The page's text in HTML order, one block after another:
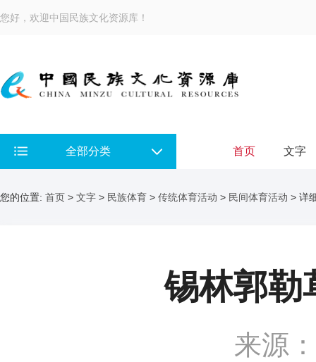
您好，欢迎中国民族文化资源库！
全部分类 首页 文字
您的位置: 首页 > 文字 > 民族体育 > 传统体育活动 > 民间体育活动 > 详
锡林郭勒
来源